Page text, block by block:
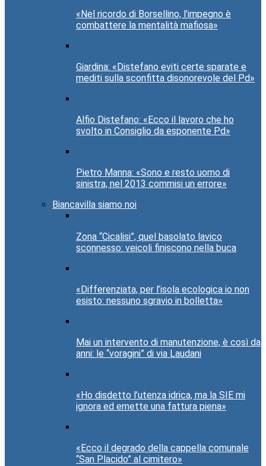
«Nel ricordo di Borsellino, l’impegno è
combattere la mentalità mafiosa»
Giardina: «Distefano eviti certe sparate e
mediti sulla sconfitta disonorevole del Pd»
Alfio Distefano: «Ecco il lavoro che ho
svolto in Consiglio da esponente Pd»
Pietro Manna: «Sono e resto uomo di
sinistra, nel 2013 commisi un errore»
Biancavilla siamo noi
Zona “Cicalisi”, quel basolato lavico
sconnesso: veicoli finiscono nella buca
«Differenziata, per l’isola ecologica io non
esisto: nessuno sgravio in bolletta»
Mai un intervento di manutenzione, è così da
anni: le “voragini” di via Laudani
«Ho disdetto l’utenza idrica, ma la SIE mi
ignora ed emette una fattura piena»
«Ecco il degrado della cappella comunale
“San Placido” al cimitero»